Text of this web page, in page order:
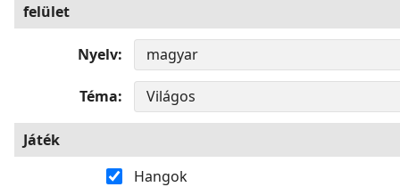
felület
Nyelv
Téma
Játék
Hangok